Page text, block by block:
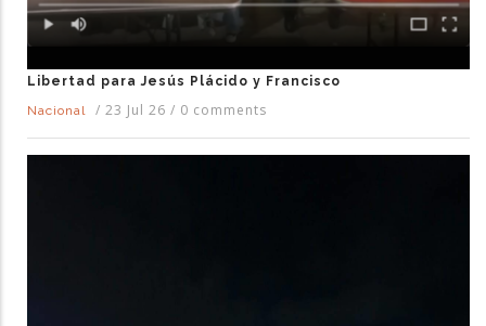
Libertad para Jesús Plácido y Francisco
Nacional
/ 23 Jul 26 / 0 comments